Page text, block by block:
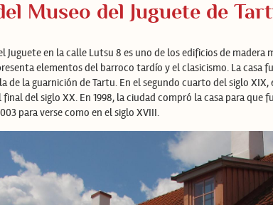
Museo del Juguete de
Juguete en la calle Lutsu 8 es uno de los edificios de
elementos del barroco tardío y el clasicismo. La casa
de la guarnición de Tartu. En el segundo cuarto del siglo
del siglo XX. En 1998, la ciudad compró la casa para que
para verse como en el siglo XVIII.